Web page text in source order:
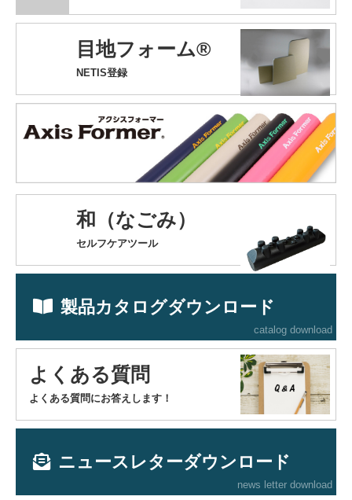
目地フォーム®
NETIS登録
和（なごみ）
セルフケアツール
製品カタログダウンロード
catalog download
よくある質問
よくある質問にお答えします！
ニュースレターダウンロード
news letter download